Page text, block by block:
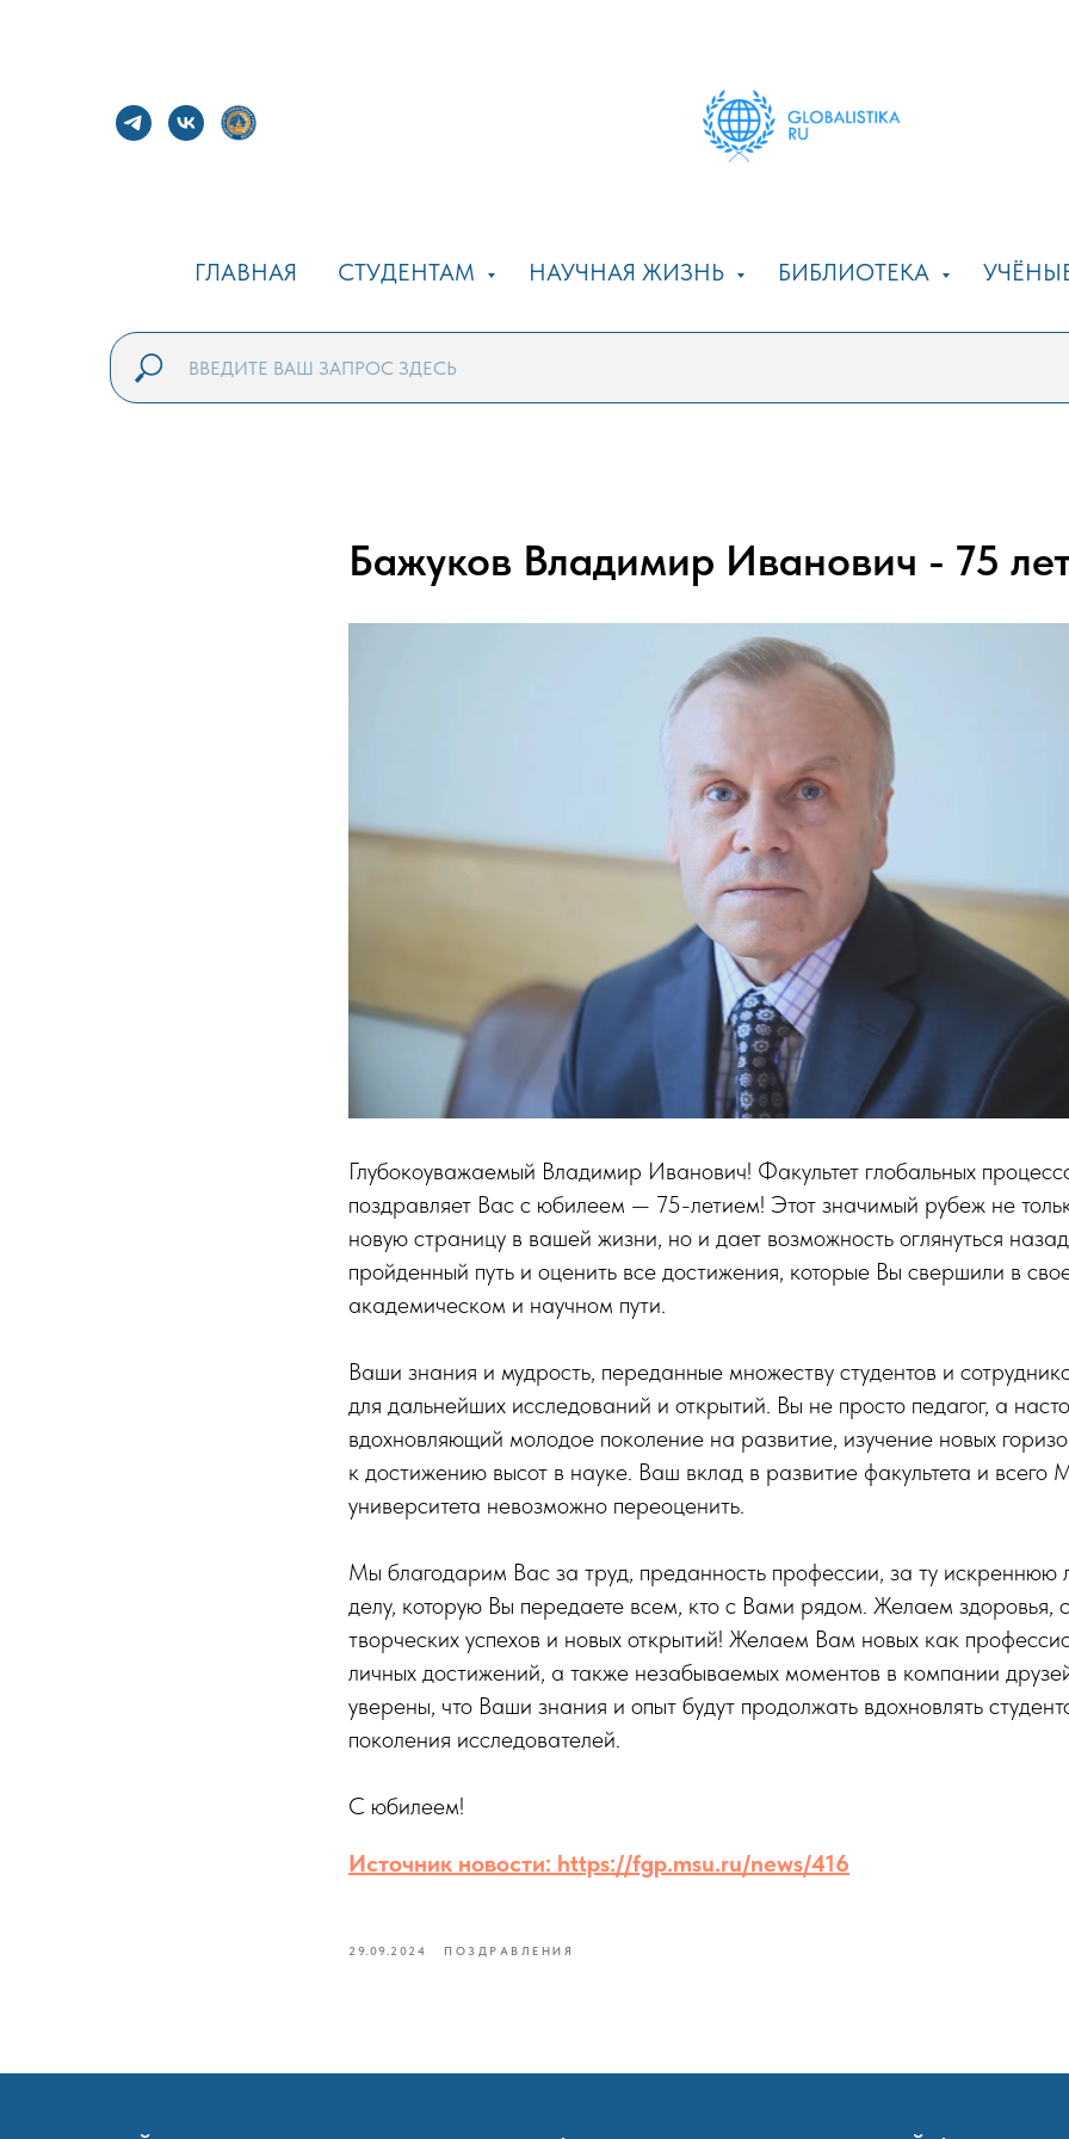
ГЛАВНАЯ СТУДЕНТАМ НАУЧНАЯ ЖИЗНЬ БИБЛИОТЕКА
Бажуков Владимир Иванович - 75
Глубокоуважаемый Владимир Иванович! Факультет глобальных
поздравляет Вас с юбилеем — 75-летием! Этот значимый рубеж не
новую страницу в вашей жизни, но и дает возможность оглянуться
пройденный путь и оценить все достижения, которые Вы свершили в
академическом и научном пути.
Ваши знания и мудрость, переданные множеству студентов и
для дальнейших исследований и открытий. Вы не просто педагог, а
вдохновляющий молодое поколение на развитие, изучение новых
к достижению высот в науке. Ваш вклад в развитие факультета и всего
университета невозможно переоценить.
Мы благодарим Вас за труд, преданность профессии, за ту искреннюю
делу, которую Вы передаете всем, кто с Вами рядом. Желаем здоровья,
творческих успехов и новых открытий! Желаем Вам новых как
личных достижений, а также незабываемых моментов в компании
уверены, что Ваши знания и опыт будут продолжать вдохновлять
поколения исследователей.
С юбилеем!
Источник новости: https://fgp.msu.ru/news/416
29.09.2024 ПОЗДРАВЛЕНИЯ